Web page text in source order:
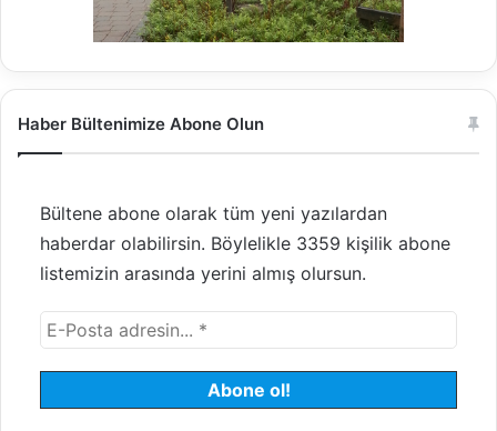
Haber Bültenimize Abone Olun
Bültene abone olarak tüm yeni yazılardan
haberdar olabilirsin. Böylelikle 3359 kişilik abone
listemizin arasında yerini almış olursun.